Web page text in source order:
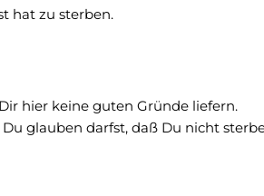
hat zu sterben.
hier keine guten Gründe liefern.
glauben darfst, daß Du nicht